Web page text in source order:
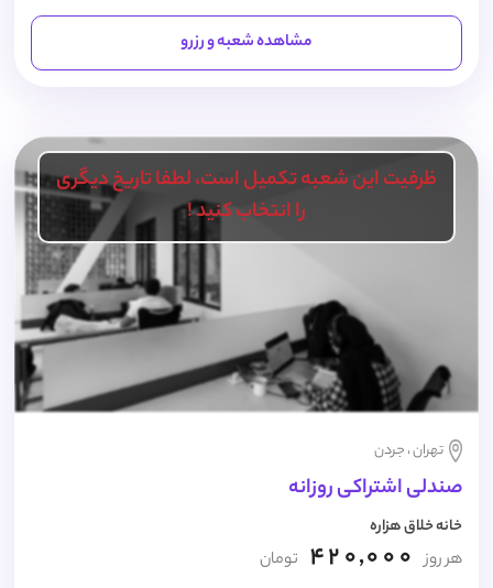
مشاهده شعبه و رزرو
ظرفیت این شعبه تکمیل است، لطفا تاریخ دیگری
را انتخاب کنید !
تهران ، جردن
صندلی اشتراکی روزانه
خانه خلاق هزاره
هر روز 420,000 تومان